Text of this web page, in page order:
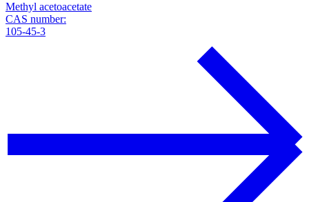
Methyl acetoacetate
CAS number:
105-45-3